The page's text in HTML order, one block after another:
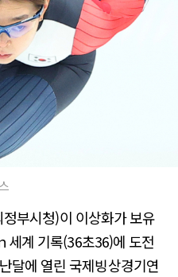
부시청)이 이상화가 보유
세계 기록(36초36)에 도전
달에 열린 국제빙상경기연